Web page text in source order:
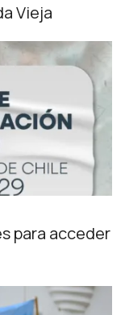
Vieja
para acceder